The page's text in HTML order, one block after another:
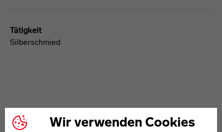
Wir verwenden Cookies
Tätigkeit
Silberschmied